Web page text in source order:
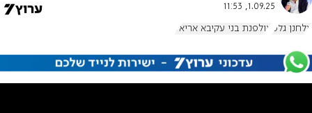
1.09.25, 11:53
אלחנן גלט אולפנת בני עקיבא אריאל